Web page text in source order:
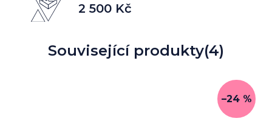
2 500 Kč
Související produkty(4)
–24 %